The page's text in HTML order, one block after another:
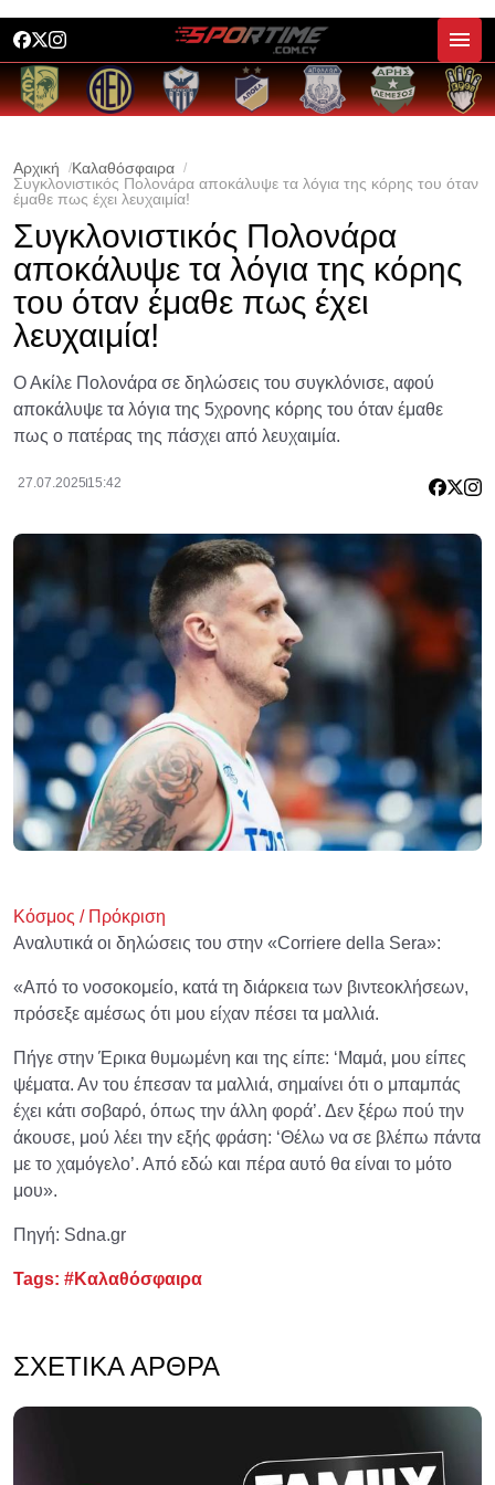
Αρχική
Καλαθόσφαιρα
Συγκλονιστικός Πολονάρα αποκάλυψε τα λόγια της κόρης του όταν
έμαθε πως έχει λευχαιμία!
Συγκλονιστικός Πολονάρα
αποκάλυψε τα λόγια της κόρης
του όταν έμαθε πως έχει
λευχαιμία!
Ο Ακίλε Πολονάρα σε δηλώσεις του συγκλόνισε, αφού
αποκάλυψε τα λόγια της 5χρονης κόρης του όταν έμαθε
πως ο πατέρας της πάσχει από λευχαιμία.
27.07.2025 15:42
Κόσμος / Πρόκριση
Αναλυτικά οι δηλώσεις του στην «Corriere della Sera»:
«Από το νοσοκομείο, κατά τη διάρκεια των βιντεοκλήσεων,
πρόσεξε αμέσως ότι μου είχαν πέσει τα μαλλιά.
Πήγε στην Έρικα θυμωμένη και της είπε: ‘Μαμά, μου είπες
ψέματα. Αν του έπεσαν τα μαλλιά, σημαίνει ότι ο μπαμπάς
έχει κάτι σοβαρό, όπως την άλλη φορά’. Δεν ξέρω πού την
άκουσε, μού λέει την εξής φράση: ‘Θέλω να σε βλέπω πάντα
με το χαμόγελο’. Από εδώ και πέρα αυτό θα είναι το μότο
μου».
Πηγή: Sdna.gr
Tags: #Καλαθόσφαιρα
ΣΧΕΤΙΚΆ ΆΡΘΡΑ